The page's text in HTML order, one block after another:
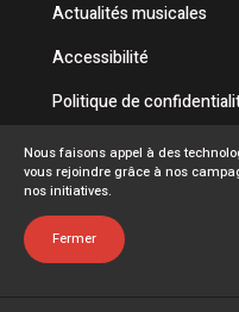
Actualités musicales
Accessibilité
Politique de
Conditions d'utilisation
FAQ
Emplois
Nous faisons appel à des
vous rejoindre grâce à nos
nos initiatives.
Fermer